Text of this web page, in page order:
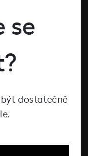
se
dostatečně